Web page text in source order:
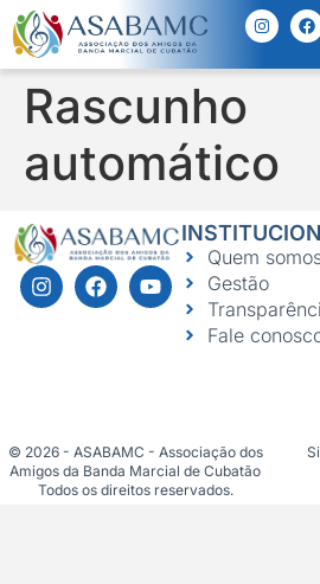
Rascunho
automático
Quem
Gestão
Fale
© 2026 - ASABAMC - Associação dos
Amigos da Banda Marcial de Cubatão
Todos os direitos reservados.